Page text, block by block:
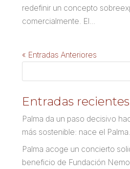
redefinir un concepto
comercialmente. El...
« Entradas Anteriores
Entradas recientes
Palma da un paso decisivo
más sostenible: nace el Palma.
Palma acoge un concierto
beneficio de Fundación Nemo